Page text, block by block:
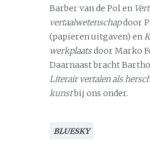
Barber van de Pol en
vertaalwetenschapdoor
(papieren uitgaven) en
werkplaatsdoor Marko
Daarnaast bracht
Literair vertalen als
kunstbij ons onder.
BLUESKY